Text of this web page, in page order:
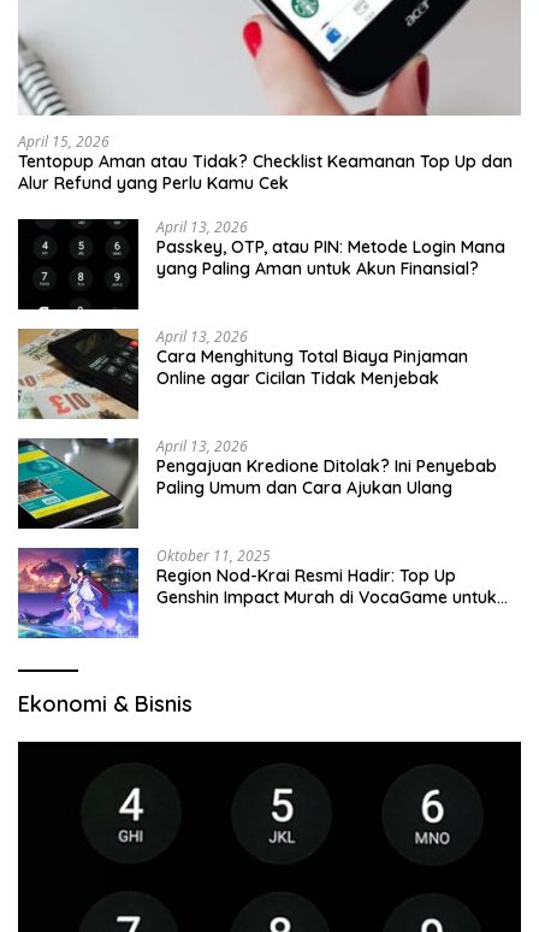
April 15, 2026
Tentopup Aman atau Tidak? Checklist Keamanan Top Up dan
Alur Refund yang Perlu Kamu Cek
April 13, 2026
Passkey, OTP, atau PIN: Metode Login Mana
yang Paling Aman untuk Akun Finansial?
April 13, 2026
Cara Menghitung Total Biaya Pinjaman
Online agar Cicilan Tidak Menjebak
April 13, 2026
Pengajuan Kredione Ditolak? Ini Penyebab
Paling Umum dan Cara Ajukan Ulang
Oktober 11, 2025
Region Nod-Krai Resmi Hadir: Top Up
Genshin Impact Murah di VocaGame untuk
Ekonomi & Bisnis